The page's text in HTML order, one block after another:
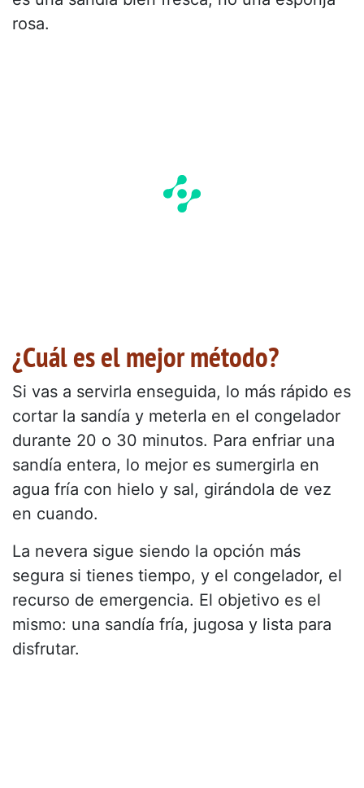
rosa.
¿Cuál es el mejor método?
Si vas a servirla enseguida, lo más rápido es
cortar la sandía y meterla en el congelador
durante 20 o 30 minutos. Para enfriar una
sandía entera, lo mejor es sumergirla en
agua fría con hielo y sal, girándola de vez
en cuando.
La nevera sigue siendo la opción más
segura si tienes tiempo, y el congelador, el
recurso de emergencia. El objetivo es el
mismo: una sandía fría, jugosa y lista para
disfrutar.